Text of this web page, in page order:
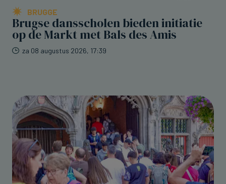
BRUGGE
Brugse dansscholen bieden initiatie
op de Markt met Bals des Amis
za 08 augustus 2026, 17:39